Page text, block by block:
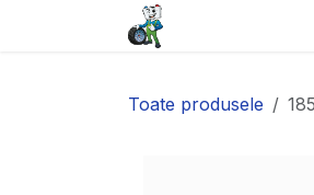
Sari la conținut
Toate produsele